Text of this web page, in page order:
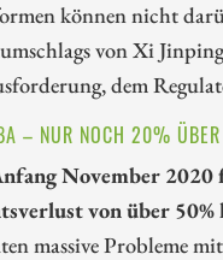
können nicht
von Xi
dem
– NUR NOCH 20%
November
von über
massive Probleme